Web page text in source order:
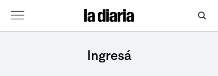
Ingresá